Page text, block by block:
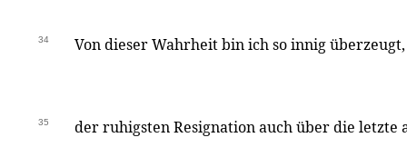
34 Von dieser Wahrheit bin ich so innig
35 der ruhigsten Resignation auch über die letzte